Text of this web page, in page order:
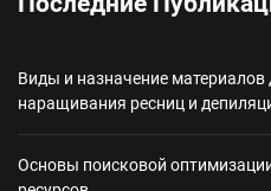
Виды и назначение материалов
наращивания ресниц и
Основы поисковой